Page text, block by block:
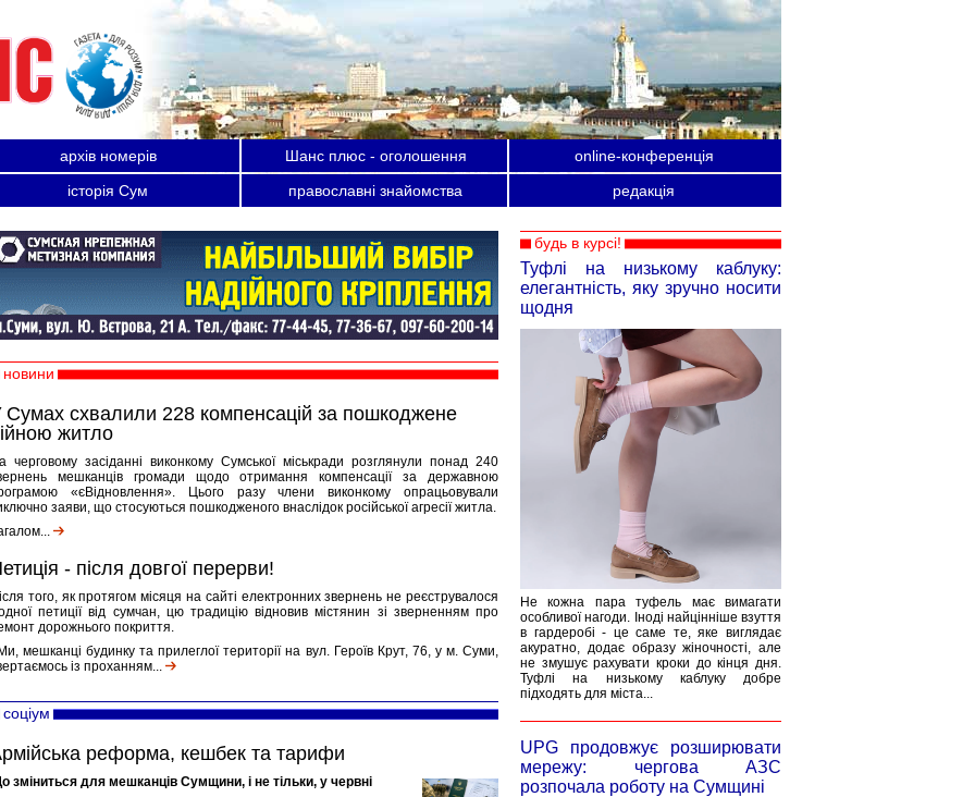
архів номерів Шанс плюс - оголошення
online-конференція
історія Сум православні знайомства редакція
новини
Сумах схвалили 228 компенсацій за пошкоджене
житло
черговому засіданні виконкому Сумської міськради розглянули понад 240
мешканців громади щодо отримання компенсації за державною
«єВідновлення». Цього разу члени виконкому опрацьовували
заяви, що стосуються пошкодженого внаслідок російської агресії житла.
- після довгої перерви!
того, як протягом місяця на сайті електронних звернень не реєструвалося
петиції від сумчан, цю традицію відновив містянин зі зверненням про
дорожнього покриття.
мешканці будинку та прилеглої території на вул. Героїв Крут, 76, у м. Суми,
із проханням...
соціум
реформа, кешбек та тарифи
зміниться для мешканців Сумщини, і не тільки, у червні
будь в курсі!
Туфлі на низькому каблуку:
елегантність, яку зручно носити
щодня
Не кожна пара туфель має вимагати
особливої нагоди. Іноді найцінніше взуття
в гардеробі - це саме те, яке виглядає
акуратно, додає образу жіночності, але
не змушує рахувати кроки до кінця дня.
Туфлі на низькому каблуку добре
підходять для міста...
UPG продовжує розширювати
мережу: чергова АЗС
розпочала роботу на Сумщині